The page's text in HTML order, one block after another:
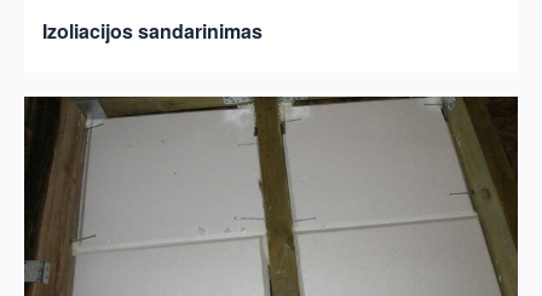
Izoliacijos sandarinimas